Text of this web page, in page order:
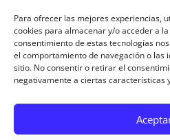
Para ofrecer las mejores experiencias,
cookies para almacenar y/o acceder a
consentimiento de estas tecnologías
el comportamiento de navegación o las
sitio. No consentir o retirar el
negativamente a ciertas características
Matrimonios: Mateo 15, 1-2. 10-14
Sandra Karina SolomitaenRETIRO
7 – 9 AGOSTO 2026